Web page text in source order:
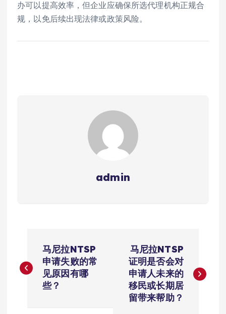
办可以提高效率，但企业应确保所选代理机构正规合
规，以免后续出现法律或政策风险。
admin
章
马尼拉NTSP
申请失败的常
见原因有哪
些？
马尼拉NTSP
证明是否会对
申请人未来的
移民或长期居
留带来帮助？